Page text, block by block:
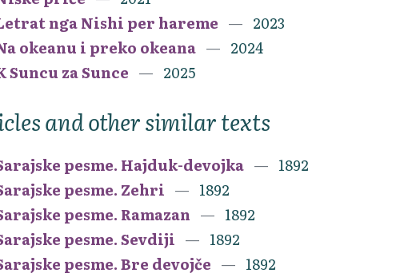
nga Nishi per hareme
2023
okeanu i preko okeana
2024
Suncu za Sunce
2025
and other similar texts
pesme. Hajduk-devojka
1892
pesme. Zehri
1892
pesme. Ramazan
1892
pesme. Sevdiji
1892
pesme. Bre devojče
1892